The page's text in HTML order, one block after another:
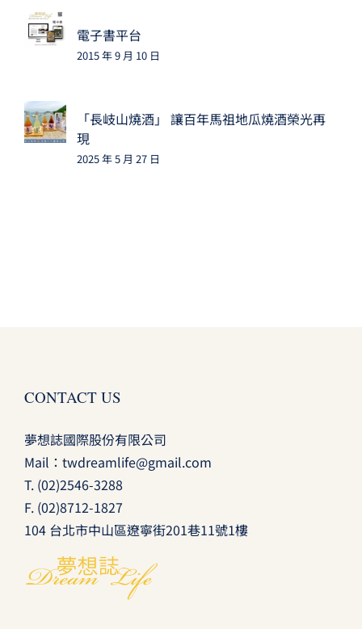
電子書平台
2015 年 9 月 10 日
「長岐山燒酒」 讓百年馬祖地瓜燒酒榮光再
現
2025 年 5 月 27 日
CONTACT US
夢想誌國際股份有限公司
Mail： twdreamlife@gmail.com
T. (02)2546-3288
F. (02)8712-1827
104 台北市中山區遼寧街201巷11號1樓